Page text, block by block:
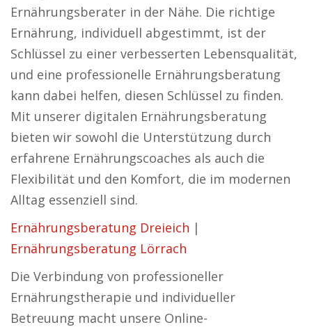
Ernährungsberater in der Nähe. Die richtige
Ernährung, individuell abgestimmt, ist der
Schlüssel zu einer verbesserten Lebensqualität,
und eine professionelle Ernährungsberatung
kann dabei helfen, diesen Schlüssel zu finden.
Mit unserer digitalen Ernährungsberatung
bieten wir sowohl die Unterstützung durch
erfahrene Ernährungscoaches als auch die
Flexibilität und den Komfort, die im modernen
Alltag essenziell sind.
Ernährungsberatung Dreieich |
Ernährungsberatung Lörrach
Die Verbindung von professioneller
Ernährungstherapie und individueller
Betreuung macht unsere Online-